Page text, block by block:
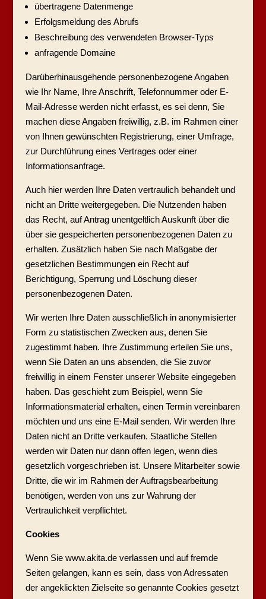
übertragene Datenmenge
Erfolgsmeldung des Abrufs
Beschreibung des verwendeten Browser-Typs
anfragende Domaine
Darüberhinausgehende personenbezogene Angaben
wie Ihr Name, Ihre Anschrift, Telefonnummer oder E-
Mail-Adresse werden nicht erfasst, es sei denn, Sie
machen diese Angaben freiwillig, z.B. im Rahmen einer
von Ihnen gewünschten Registrierung, einer Umfrage,
zur Durchführung eines Vertrages oder einer
Informationsanfrage.
Auch hier werden Ihre Daten vertraulich behandelt und
nicht an Dritte weitergegeben. Die Nutzenden haben
das Recht, auf Antrag unentgeltlich Auskunft über die
über sie gespeicherten personenbezogenen Daten zu
erhalten. Zusätzlich haben Sie nach Maßgabe der
gesetzlichen Bestimmungen ein Recht auf
Berichtigung, Sperrung und Löschung dieser
personenbezogenen Daten.
Wir werten Ihre Daten ausschließlich in anonymisierter
Form zu statistischen Zwecken aus, denen Sie
zugestimmt haben. Ihre Zustimmung erteilen Sie uns,
wenn Sie Daten an uns absenden, die Sie zuvor
freiwillig in einem Fenster unserer Website eingegeben
haben. Das geschieht zum Beispiel, wenn Sie
Informationsmaterial erhalten, einen Termin vereinbaren
möchten und uns eine E-Mail senden. Wir werden Ihre
Daten nicht an Dritte verkaufen. Staatliche Stellen
werden wir Daten nur dann offen legen, wenn dies
gesetzlich vorgeschrieben ist. Unsere Mitarbeiter sowie
Dritte, die wir im Rahmen der Auftragsbearbeitung
benötigen, werden von uns zur Wahrung der
Vertraulichkeit verpflichtet.
Cookies
Wenn Sie www.akita.de verlassen und auf fremde
Seiten gelangen, kann es sein, dass von Adressaten
der angeklickten Zielseite so genannte Cookies gesetzt